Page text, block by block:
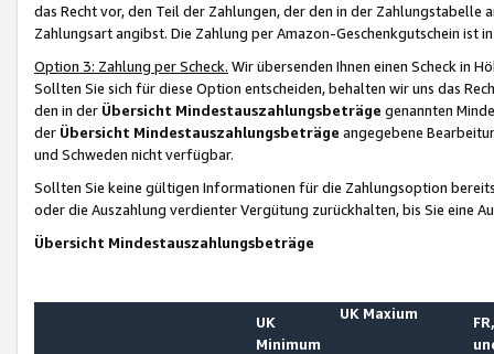
das Recht vor, den Teil der Zahlungen, der den in der
Zahlungsart angibst. Die Zahlung per Amazon-Geschenkgutschein ist
Option 3: Zahlung per Scheck. Wir übersenden Ihnen einen Scheck in
Sollten Sie sich für diese Option entscheiden, behalten wir uns das
den in der Übersicht Mindestauszahlungsbeträge genannten
der Übersicht Mindestauszahlungsbeträge angegebene
und Schweden nicht verfügbar.
Sollten Sie keine gültigen Informationen für die Zahlungsoption
oder die Auszahlung verdienter Vergütung zurückhalten, bis Sie
Übersicht Mindestauszahlungsbeträge
UK
Minimum
UK Maxium